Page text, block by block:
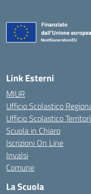
Link Esterni
MIUR
Ufficio Scolastico
Ufficio Scolastico
Scuola in Chiaro
Iscrizioni On Line
Invalsi
Comune
La Scuola